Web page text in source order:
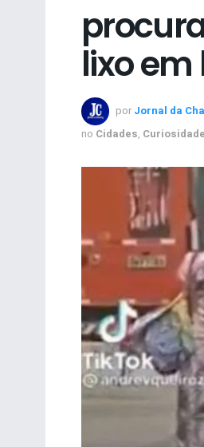
lixo em
por Jornal da
no Cidades,